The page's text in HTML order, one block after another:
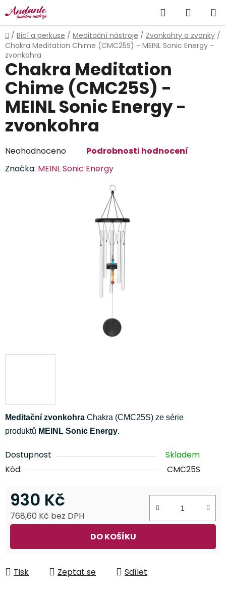
Přejít
na
obsah
Hledat
KOŠÍK
Domů
/ Bicí a perkuse / Meditační nástroje / Zvonkohry a zvonky /
Chakra Meditation Chime (CMC25S) - MEINL Sonic Energy -
zvonkohra
Meditační zvonkohra Chakra (CMC25S) ze série
produktů MEINL Sonic Energy.
Dostupnost
Skladem
Kód:
CMC25S
930 Kč
768,60 Kč bez DPH
DO KOŠÍKU
Tisk Zeptat se Sdílet
Chakra Meditation
Chime (CMC25S) -
MEINL Sonic Energy -
zvonkohra
Průměrné
produktu
Neohodnoceno
Podrobnosti hodnocení
Značka: MEINL Sonic Energy